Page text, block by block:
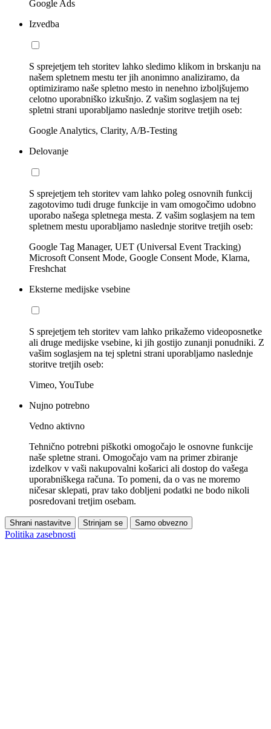
Google Ads
Izvedba
S sprejetjem teh storitev lahko sledimo klikom in brskanju na
našem spletnem mestu ter jih anonimno analiziramo, da
optimiziramo naše spletno mesto in nenehno izboljšujemo
celotno uporabniško izkušnjo. Z vašim soglasjem na tej
spletni strani uporabljamo naslednje storitve tretjih oseb:
Google Analytics, Clarity, A/B-Testing
Delovanje
S sprejetjem teh storitev vam lahko poleg osnovnih funkcij
zagotovimo tudi druge funkcije in vam omogočimo udobno
uporabo našega spletnega mesta. Z vašim soglasjem na tem
spletnem mestu uporabljamo naslednje storitve tretjih oseb:
Google Tag Manager, UET (Universal Event Tracking)
Microsoft Consent Mode, Google Consent Mode, Klarna,
Freshchat
Eksterne medijske vsebine
S sprejetjem teh storitev vam lahko prikažemo videoposnetke
ali druge medijske vsebine, ki jih gostijo zunanji ponudniki. Z
vašim soglasjem na tej spletni strani uporabljamo naslednje
storitve tretjih oseb:
Vimeo, YouTube
Nujno potrebno
Vedno aktivno
Tehnično potrebni piškotki omogočajo le osnovne funkcije
naše spletne strani. Omogočajo vam na primer zbiranje
izdelkov v vaši nakupovalni košarici ali dostop do vašega
uporabniškega računa. To pomeni, da o vas ne moremo
ničesar sklepati, prav tako dobljeni podatki ne bodo nikoli
posredovani tretjim osebam.
Shrani nastavitve Strinjam se Samo obvezno
Politika zasebnosti